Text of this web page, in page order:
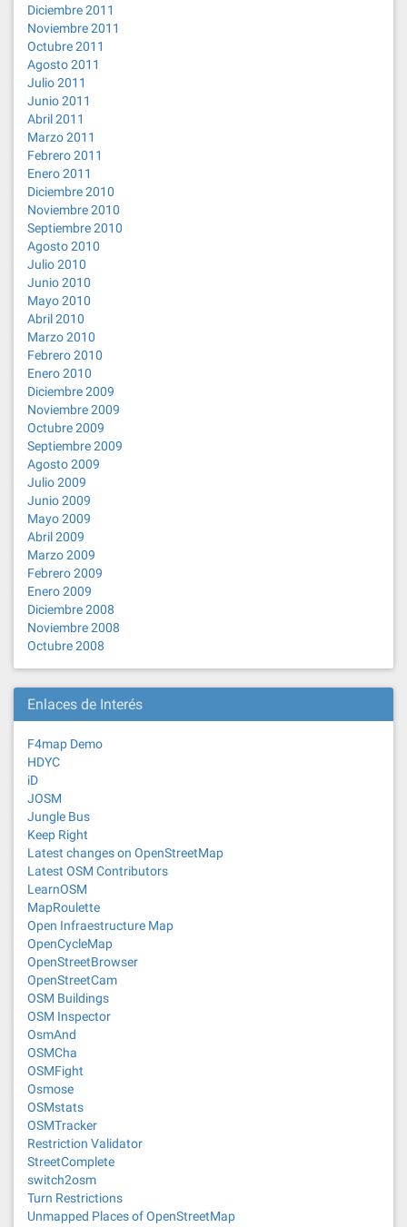
Diciembre 2011
Noviembre 2011
Octubre 2011
Agosto 2011
Julio 2011
Junio 2011
Abril 2011
Marzo 2011
Febrero 2011
Enero 2011
Diciembre 2010
Noviembre 2010
Septiembre 2010
Agosto 2010
Julio 2010
Junio 2010
Mayo 2010
Abril 2010
Marzo 2010
Febrero 2010
Enero 2010
Diciembre 2009
Noviembre 2009
Octubre 2009
Septiembre 2009
Agosto 2009
Julio 2009
Junio 2009
Mayo 2009
Abril 2009
Marzo 2009
Febrero 2009
Enero 2009
Diciembre 2008
Noviembre 2008
Octubre 2008
Enlaces de Interés
F4map Demo
HDYC
iD
JOSM
Jungle Bus
Keep Right
Latest changes on OpenStreetMap
Latest OSM Contributors
LearnOSM
MapRoulette
Open Infraestructure Map
OpenCycleMap
OpenStreetBrowser
OpenStreetCam
OSM Buildings
OSM Inspector
OsmAnd
OSMCha
OSMFight
Osmose
OSMstats
OSMTracker
Restriction Validator
StreetComplete
switch2osm
Turn Restrictions
Unmapped Places of OpenStreetMap